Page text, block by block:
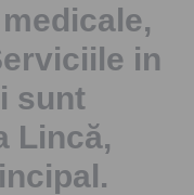
in
sunt
Lincă,